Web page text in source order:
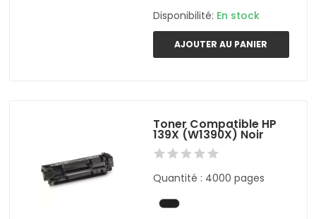
Disponibilité: En stock
AJOUTER AU PANIER
Toner Compatible HP
139X (W1390X) Noir
Quantité : 4000 pages